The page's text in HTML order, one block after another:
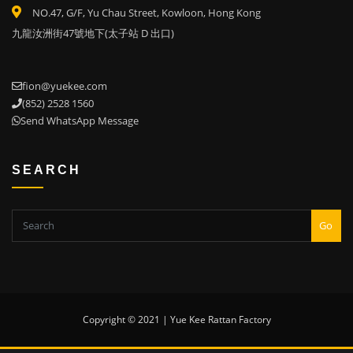
NO.47, G/F, Yu Chau Street, Kowloon, Hong Kong
九龍汝洲街47號地下(太子站 D 出口)
fion@yuekee.com
(852) 2528 1560
Send WhatsApp Message
SEARCH
Go
Copyright © 2021 | Yue Kee Rattan Factory